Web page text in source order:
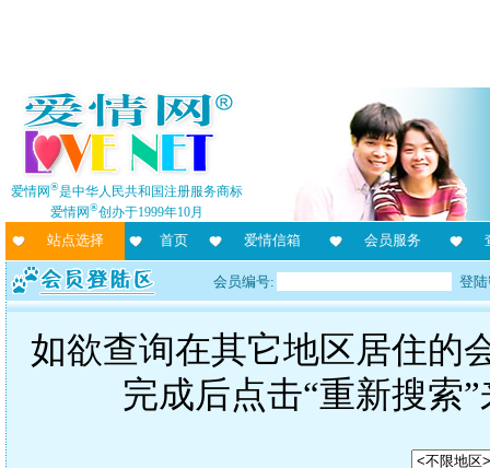
爱情网®是中华人民共和国注册服务商标
爱情网®创办于1999年10月
站点选择 首页 爱情信箱 会员服务
会员编号: 登
如欲查询在其它地区居住的
完成后点击“重新搜索